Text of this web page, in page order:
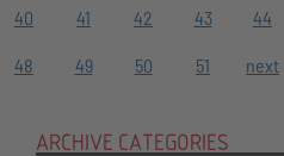
40 41 42 43 44
48 49 50 51 next
ARCHIVE CATEGORIES